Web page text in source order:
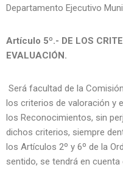
Departamento Ejecutivo
Artículo 5º.- DE LOS
EVALUACIÓN.
Será facultad de la
los criterios de valoración y
los Reconocimientos, sin
dichos criterios, siempre
los Artículos 2º y 6º de la
sentido, se tendrá en